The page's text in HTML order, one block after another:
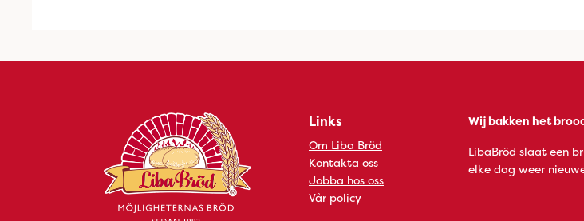
Links
Om Liba Bröd
Kontakta oss
Jobba hos oss
Vår policy
Wij bakken het
LibaBröd slaat een
elke dag weer